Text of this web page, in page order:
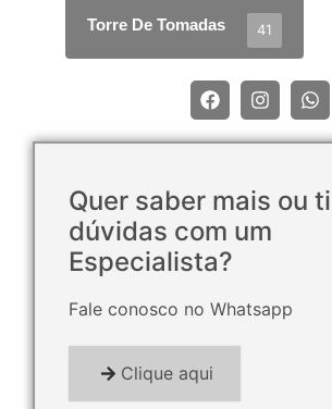
Torre De Tomadas 41
Quer saber mais ou
dúvidas com um
Especialista?
Fale conosco no Whatsapp
Clique aqui